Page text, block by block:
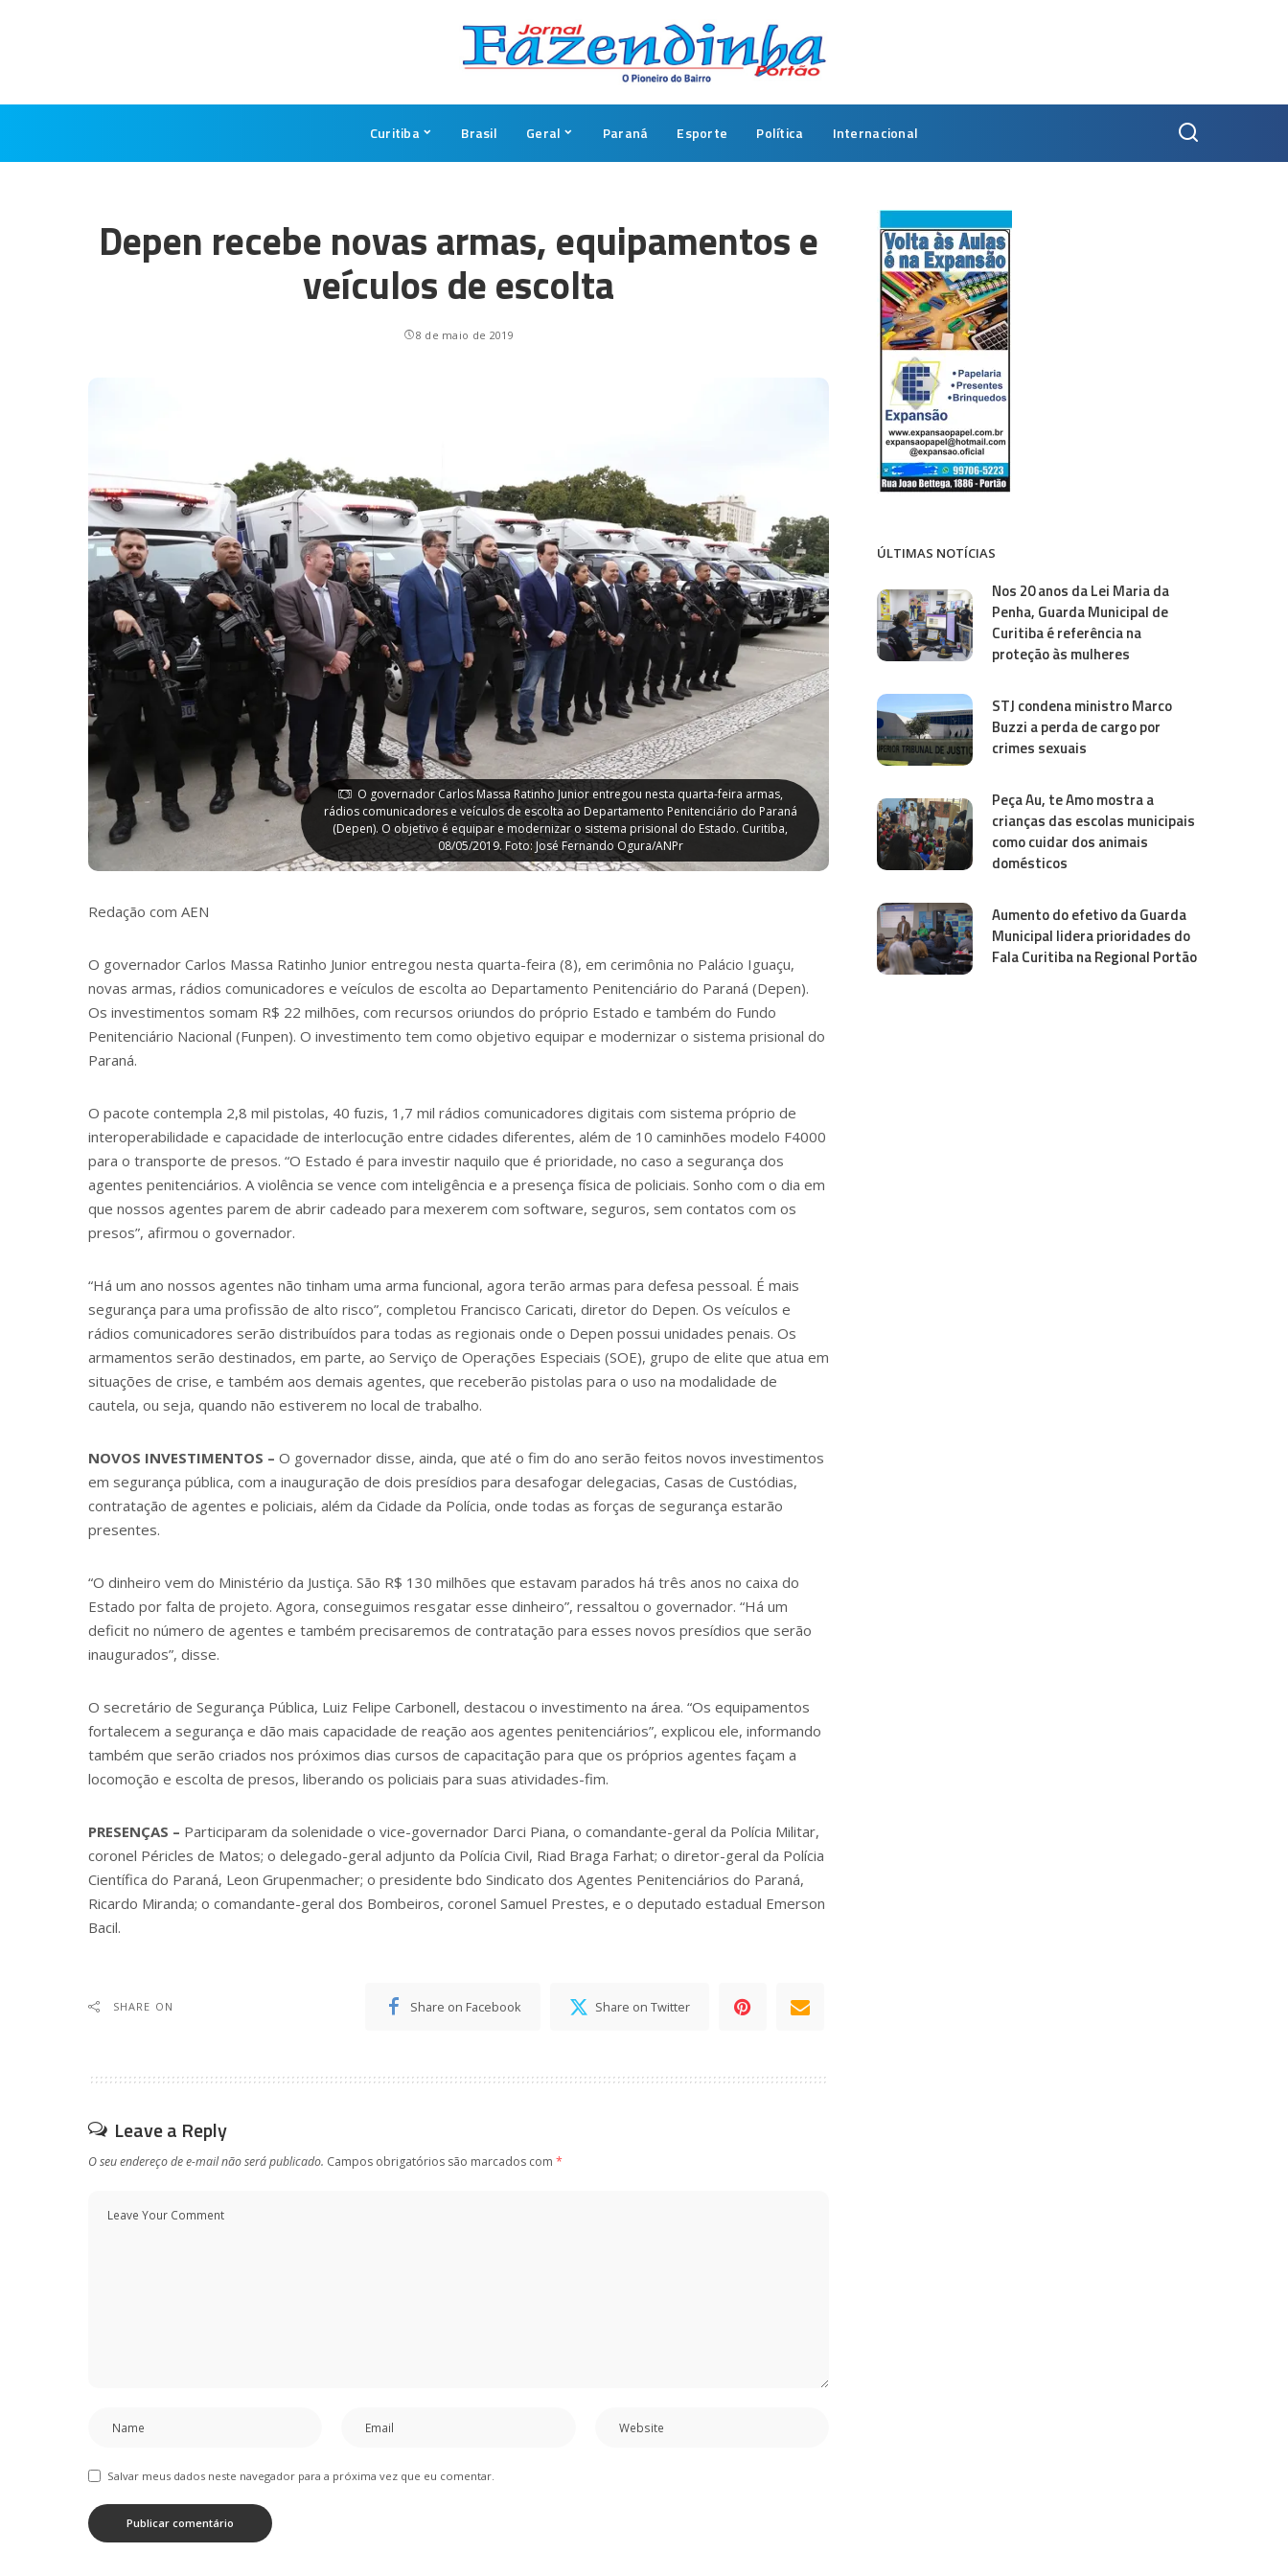
Curitiba Brasil Geral Paraná Esporte Política Internacional
Depen recebe novas armas, equipamentos e
veículos de escolta
8 de maio de 2019
O governador Carlos Massa Ratinho Junior entregou nesta quarta-feira armas,
rádios comunicadores e veículos de escolta ao Departamento Penitenciário do Paraná
(Depen). O objetivo é equipar e modernizar o sistema prisional do Estado. Curitiba,
08/05/2019. Foto: José Fernando Ogura/ANPr
Redação com AEN
O governador Carlos Massa Ratinho Junior entregou nesta quarta-feira (8), em cerimônia no Palácio Iguaçu,
novas armas, rádios comunicadores e veículos de escolta ao Departamento Penitenciário do Paraná (Depen).
Os investimentos somam R$ 22 milhões, com recursos oriundos do próprio Estado e também do Fundo
Penitenciário Nacional (Funpen). O investimento tem como objetivo equipar e modernizar o sistema prisional do
Paraná.
O pacote contempla 2,8 mil pistolas, 40 fuzis, 1,7 mil rádios comunicadores digitais com sistema próprio de
interoperabilidade e capacidade de interlocução entre cidades diferentes, além de 10 caminhões modelo F4000
para o transporte de presos. “O Estado é para investir naquilo que é prioridade, no caso a segurança dos
agentes penitenciários. A violência se vence com inteligência e a presença física de policiais. Sonho com o dia em
que nossos agentes parem de abrir cadeado para mexerem com software, seguros, sem contatos com os
presos”, afirmou o governador.
“Há um ano nossos agentes não tinham uma arma funcional, agora terão armas para defesa pessoal. É mais
segurança para uma profissão de alto risco”, completou Francisco Caricati, diretor do Depen. Os veículos e
rádios comunicadores serão distribuídos para todas as regionais onde o Depen possui unidades penais. Os
armamentos serão destinados, em parte, ao Serviço de Operações Especiais (SOE), grupo de elite que atua em
situações de crise, e também aos demais agentes, que receberão pistolas para o uso na modalidade de
cautela, ou seja, quando não estiverem no local de trabalho.
NOVOS INVESTIMENTOS – O governador disse, ainda, que até o fim do ano serão feitos novos investimentos
em segurança pública, com a inauguração de dois presídios para desafogar delegacias, Casas de Custódias,
contratação de agentes e policiais, além da Cidade da Polícia, onde todas as forças de segurança estarão
presentes.
“O dinheiro vem do Ministério da Justiça. São R$ 130 milhões que estavam parados há três anos no caixa do
Estado por falta de projeto. Agora, conseguimos resgatar esse dinheiro”, ressaltou o governador. “Há um
deficit no número de agentes e também precisaremos de contratação para esses novos presídios que serão
inaugurados”, disse.
O secretário de Segurança Pública, Luiz Felipe Carbonell, destacou o investimento na área. “Os equipamentos
fortalecem a segurança e dão mais capacidade de reação aos agentes penitenciários”, explicou ele, informando
também que serão criados nos próximos dias cursos de capacitação para que os próprios agentes façam a
locomoção e escolta de presos, liberando os policiais para suas atividades-fim.
PRESENÇAS – Participaram da solenidade o vice-governador Darci Piana, o comandante-geral da Polícia Militar,
coronel Péricles de Matos; o delegado-geral adjunto da Polícia Civil, Riad Braga Farhat; o diretor-geral da Polícia
Científica do Paraná, Leon Grupenmacher; o presidente bdo Sindicato dos Agentes Penitenciários do Paraná,
Ricardo Miranda; o comandante-geral dos Bombeiros, coronel Samuel Prestes, e o deputado estadual Emerson
Bacil.
SHARE ON Share on Facebook Share on Twitter
Leave a Reply
O seu endereço de e-mail não será publicado. Campos obrigatórios são marcados com *
Salvar meus dados neste navegador para a próxima vez que eu comentar.
ÚLTIMAS NOTÍCIAS
Nos 20 anos da Lei Maria da
Penha, Guarda Municipal de
Curitiba é referência na
proteção às mulheres
STJ condena ministro Marco
Buzzi a perda de cargo por
crimes sexuais
Peça Au, te Amo mostra a
crianças das escolas municipais
como cuidar dos animais
domésticos
Aumento do efetivo da Guarda
Municipal lidera prioridades do
Fala Curitiba na Regional Portão